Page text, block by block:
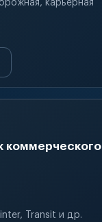
карьерная
коммерческого
Transit и др.